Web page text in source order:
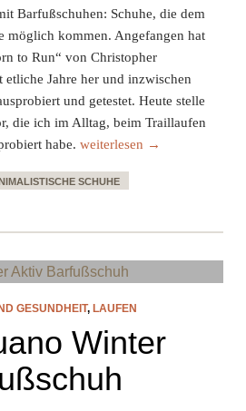
Barfußschuhen: Schuhe, die dem
möglich kommen. Angefangen hat
to Run“ von Christopher
Jahre her und inzwischen
und getestet. Heute stelle
die ich im Alltag, beim Traillaufen
habe.Xero Shoes Barfußschuhe –
weiterlesen →
SCHUHE
GESUNDHEIT, LAUFEN
Winter